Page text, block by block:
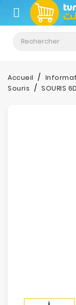
CATÉGORIE
Climatisation
Informatique
Accueil
Souris
SOURIS